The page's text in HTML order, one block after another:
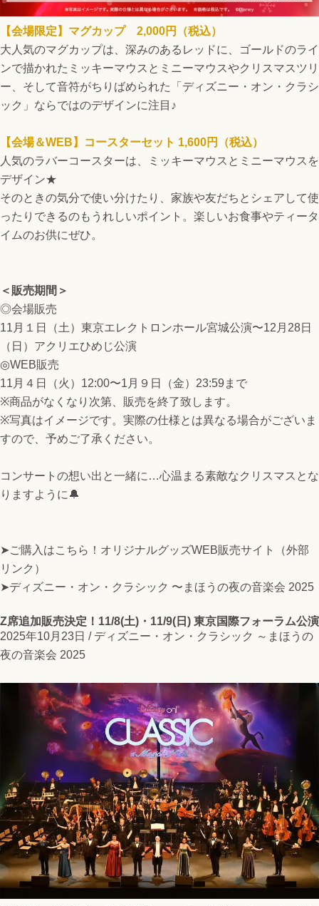
【会場限定】マグカップ 2,000円（税込）
大人気のマグカップは、深みのあるレッドに、ゴールドのライ
ンで描かれたミッキーマウスとミニーマウスやクリスマスツリ
ー、そして音符がちりばめられた「ディズニー・オン・クラシ
ック」ならではのデザインに注目♪
【会場＆WEB】コースターセット 1,600円（税込）
人気のラバーコースターは、ミッキーマウスとミニーマウスを
デザイン★
そのときの気分で使い分けたり、家族や友だちとシェアして使
ったりできるのもうれしいポイント。楽しいお食事やティータ
イムのお供にぜひ。
＜販売期間＞
◎会場販売
11月１日（土）東京エレクトロンホール宮城公演〜12月28日
（日）アクリエひめじ公演
◎WEB販売
11月４日（火）12:00〜1月９日（金）23:59まで
※商品がなくなり次第、販売を終了致します。
※写真はイメージです。実際の仕様とは異なる場合がございま
すので、予めご了承ください。
コンサートの想い出と一緒に…心温まる素敵なクリスマスとな
りますように🔔
➤ご購入はこちら！オリジナルグッズWEB販売サイト（外部
リンク）
➤ディズニー・オン・クラシック 〜まほうの夜の音楽会 2025
Z席追加販売決定！11/8(土)・11/9(日) 東京国際フォーラム公演
2025年10月23日 / ディズニー・オン・クラシック ～まほうの
夜の音楽会 2025